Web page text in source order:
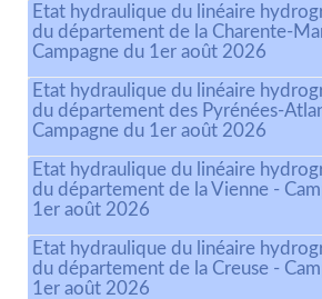
Etat hydraulique du linéaire
du département de la Charente-
Campagne du 1er août 2026
Etat hydraulique du linéaire
du département des Pyrénées-
Campagne du 1er août 2026
Etat hydraulique du linéaire
du département de la Vienne -
1er août 2026
Etat hydraulique du linéaire
du département de la Creuse -
1er août 2026